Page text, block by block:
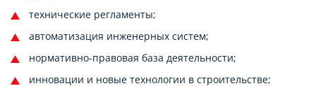
технические регламенты;
автоматизация инженерных систем;
нормативно-правовая база деятельности;
инновации и новые технологии в строительстве;